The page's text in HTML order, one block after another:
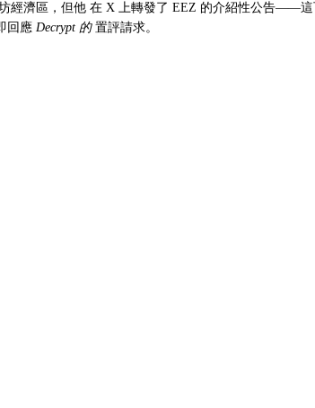
經濟區，但他 在 X 上轉發了 EEZ 的介紹性公告——這
回應 Decrypt 的 置評請求。